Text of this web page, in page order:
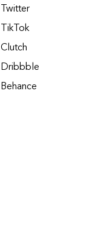
Twitter
TikTok
Clutch
Dribbble
Behance